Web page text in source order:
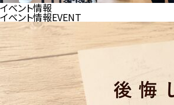
イベント情報
イベント情報EVENT